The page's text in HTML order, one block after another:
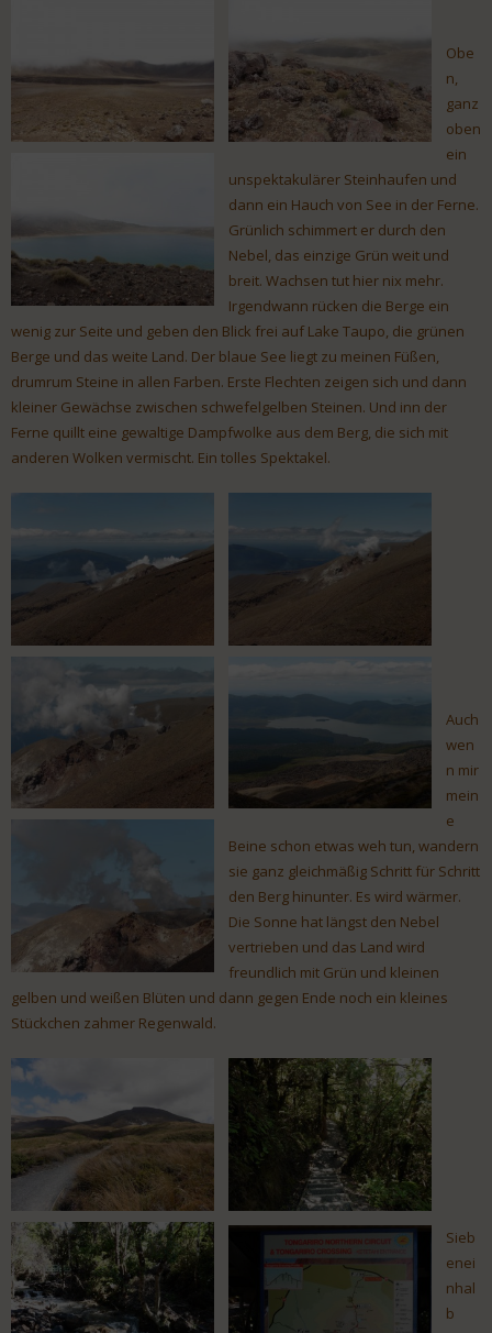
Obe
n,
ganz
oben
ein
unspektakulärer Steinhaufen und
dann ein Hauch von See in der Ferne.
Grünlich schimmert er durch den
Nebel, das einzige Grün weit und
breit. Wachsen tut hier nix mehr.
Irgendwann rücken die Berge ein
wenig zur Seite und geben den Blick frei auf Lake Taupo, die grünen
Berge und das weite Land. Der blaue See liegt zu meinen Füßen,
drumrum Steine in allen Farben. Erste Flechten zeigen sich und dann
kleiner Gewächse zwischen schwefelgelben Steinen. Und inn der
Ferne quillt eine gewaltige Dampfwolke aus dem Berg, die sich mit
anderen Wolken vermischt. Ein tolles Spektakel.
Auch
wen
n mir
mein
e
Beine schon etwas weh tun, wandern
sie ganz gleichmäßig Schritt für Schritt
den Berg hinunter. Es wird wärmer.
Die Sonne hat längst den Nebel
vertrieben und das Land wird
freundlich mit Grün und kleinen
gelben und weißen Blüten und dann gegen Ende noch ein kleines
Stückchen zahmer Regenwald.
Sieb
enei
nhal
b